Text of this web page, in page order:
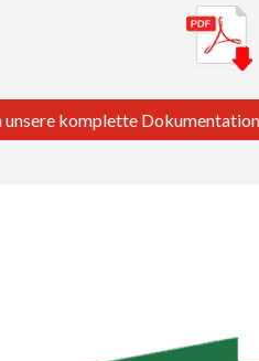
unsere komplette